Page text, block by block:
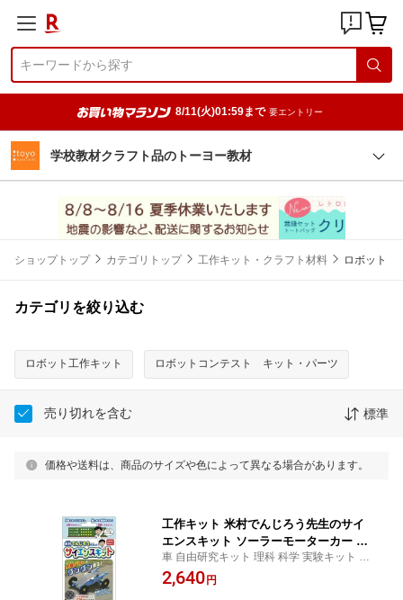
8/11(火)01:59まで 要エントリー
学校教材クラフト品のトーヨー教材
ショップトップ カテゴリトップ 工作キット・クラフト材料 ロボット
カテゴリを絞り込む
ロボット工作キット ロボットコンテスト キット・パーツ
売り切れを含む 標準
価格や送料は、商品のサイズや色によって異なる場合があります。
工作キット 米村でんじろう先生のサイ
エンスキット ソーラーモーターカー 夏
休み 男の子 女の子 小学生 低学年 高学
年 子供 幼児 大人向け 子供会
車 自由研究キット 理科 科学 実験キット 手
作りキット 手作り材料 工作セット 冬休み
小学校 子ども 自由工作 自由研究 工作 科学
2,640 円